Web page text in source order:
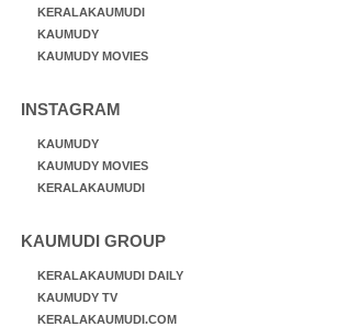
KERALAKAUMUDI
KAUMUDY
KAUMUDY MOVIES
INSTAGRAM
KAUMUDY
KAUMUDY MOVIES
KERALAKAUMUDI
KAUMUDI GROUP
KERALAKAUMUDI DAILY
KAUMUDY TV
KERALAKAUMUDI.COM